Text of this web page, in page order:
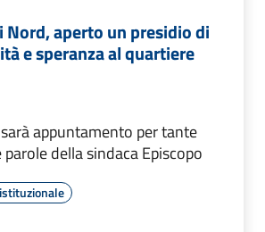
Nord, aperto un presidio di
e speranza al quartiere
appuntamento per tante
della sindaca Episcopo